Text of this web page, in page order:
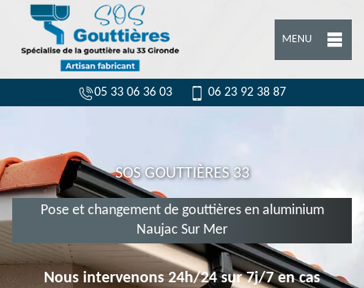
MENU
05 33 06 36 03 06 23 92 38 87
SOS GOUTTIÈRES 33
Pose et changement de gouttières en aluminium
Naujac Sur Mer
Nous intervenons 24h/24 sur 7j/7 en cas